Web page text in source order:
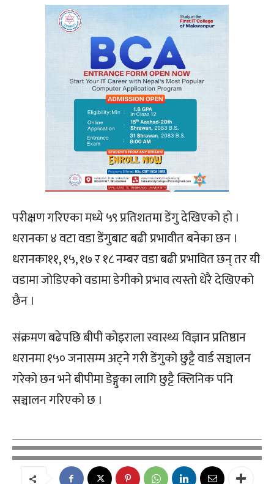
परीक्षण गरिएका मध्ये ५९ प्रतिशतमा डेंगु देखिएको हो ।
धरानका ४ वटा वडा डेंगुबाट बढी प्रभावीत बनेका छन ।
धरानका११, १५, १७ र १८ नम्बर वडा बढी प्रभावित छन् तर यी
वडामा जोडिएको वडामा डेगीको प्रभाव त्यस्तो धेरै देखिएको
छैन ।
संक्रमण बढेपछि बीपी कोइराला स्वास्थ्य विज्ञान प्रतिष्ठान
धरानमा १५० जनासम्म अट्ने गरी डेंगुको छुट्टै वार्ड सञ्चालन
गरेको छन भने बीपीमा डेङ्गुका लागि छुट्टै क्लिनिक पनि
सञ्चालन गरिएको छ ।